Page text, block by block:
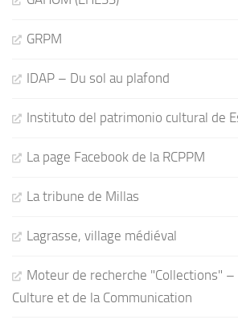
GRPM
IDAP – Du sol au plafond
Instituto del patrimonio cultural de
La page Facebook de la RCPPM
La tribune de Millas
Lagrasse, village médiéval
Moteur de recherche "Collections"
Culture et de la Communication